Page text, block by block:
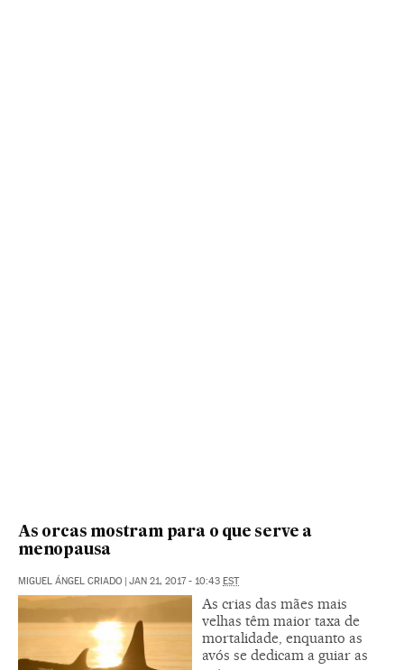
As orcas mostram para o que serve a
menopausa
MIGUEL ÁNGEL CRIADO JAN 21, 2017 - 10:43 EST
As crias das mães mais
velhas têm maior taxa de
mortalidade, enquanto as
avós se dedicam a guiar as